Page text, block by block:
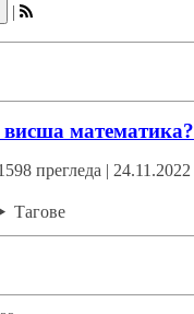
|
математика?
прегледа | 24.11.2022
Тагове